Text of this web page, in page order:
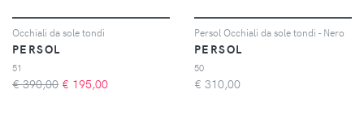
Occhiali da sole tondi
PERSOL
51
€ 390,00 € 195,00
Persol Occhiali da sole tondi - Nero
PERSOL
50
€ 310,00